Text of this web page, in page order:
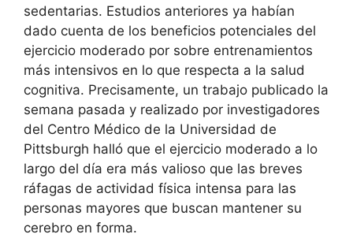
sedentarias. Estudios anteriores ya habían
dado cuenta de los beneficios potenciales del
ejercicio moderado por sobre entrenamientos
más intensivos en lo que respecta a la salud
cognitiva. Precisamente, un trabajo publicado la
semana pasada y realizado por investigadores
del Centro Médico de la Universidad de
Pittsburgh halló que el ejercicio moderado a lo
largo del día era más valioso que las breves
ráfagas de actividad física intensa para las
personas mayores que buscan mantener su
cerebro en forma.